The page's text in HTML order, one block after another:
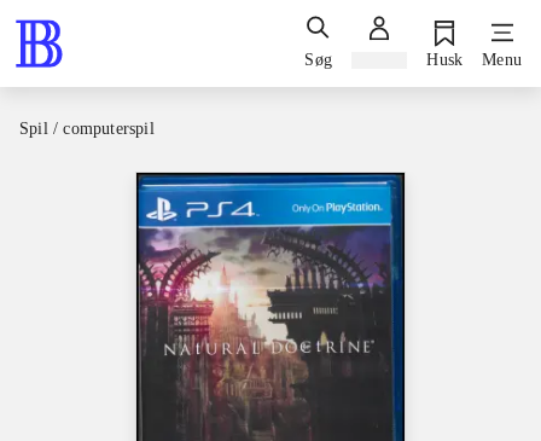
Søg Husk Menu
Spil / computerspil